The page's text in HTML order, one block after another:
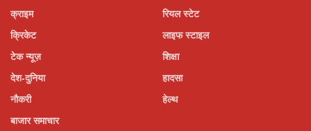
क्राइम
क्रिकेट
टेक न्यूज़
देश-दुनिया
नौकरी
बाजार समाचार
रियल स्टेट
लाइफ स्टाइल
शिक्षा
हादसा
हेल्थ